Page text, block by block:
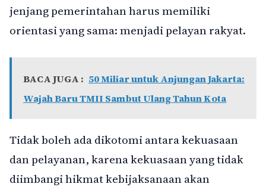
jenjang pemerintahan harus memiliki
orientasi yang sama: menjadi pelayan rakyat.
BACA JUGA : 50 Miliar untuk Anjungan Jakarta:
Wajah Baru TMII Sambut Ulang Tahun Kota
Tidak boleh ada dikotomi antara kekuasaan
dan pelayanan, karena kekuasaan yang tidak
diimbangi hikmat kebijaksanaan akan